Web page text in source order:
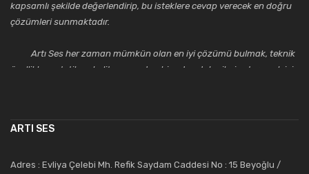
kapsamlı şekilde değerlendirip, bu isteklere cevap verecek en doğru
çözümleri sunmaktadır.
Artı Ses her zaman mümkün olan en iyi çözümü bulmak, teknik
özellikler, estetik ve kalite açısından bir adım daha ileriye taşımak için
saygıdeğer yerini kazanmıştır.
Artı Ses, güler yüzü ve deneyimi ile bu gün ve gelecekte
ARTI SES
Adres : Evliya Çelebi Mh. Refik Saydam Caddesi No : 15 Beyoğlu /